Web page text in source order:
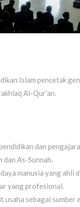
Islam pencetak
Al-Qur’an.
dan
dan As-Sunnah.
manusia yang ahli
yang profesional.
sebagai sumber